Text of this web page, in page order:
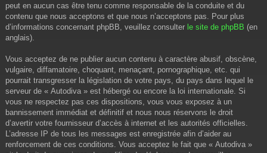
peut en aucun cas être tenu comme responsable de la conduite et du
contenu que nous acceptons et que nous n’acceptons pas. Pour plus
d’informations concernant phpBB, veuillez consulter le site de phpBB (en
anglais).
Vous acceptez de ne publier aucun contenu à caractère abusif, obscène,
vulgaire, diffamatoire, choquant, menaçant, pornographique, etc. qui
pourrait transgresser la législation de votre pays, du pays dans lequel le
serveur de « Autodiva » est hébergé ou encore la loi internationale. Si
vous ne respectez pas ces dispositions, vous vous exposez à un
bannissement immédiat et définitif et nous nous réservons le droit
d’avertir votre fournisseur d’accès à internet et les autorités officielles.
L’adresse IP de tous les messages est enregistrée afin d’aider au
renforcement de ces conditions. Vous acceptez le fait que « Autodiva »